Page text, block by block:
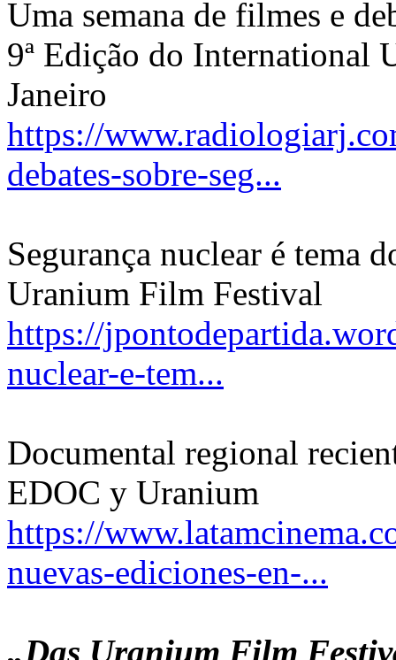
Uma semana de filmes e
9ª Edição do International
Janeiro
https://
debates-sobre-seg...
Segurança nuclear é tema
Uranium Film Festival
https://
nuclear-e-tem...
Documental regional
EDOC y Uranium
https://
nuevas-ediciones-en-...
„Das Uranium Film